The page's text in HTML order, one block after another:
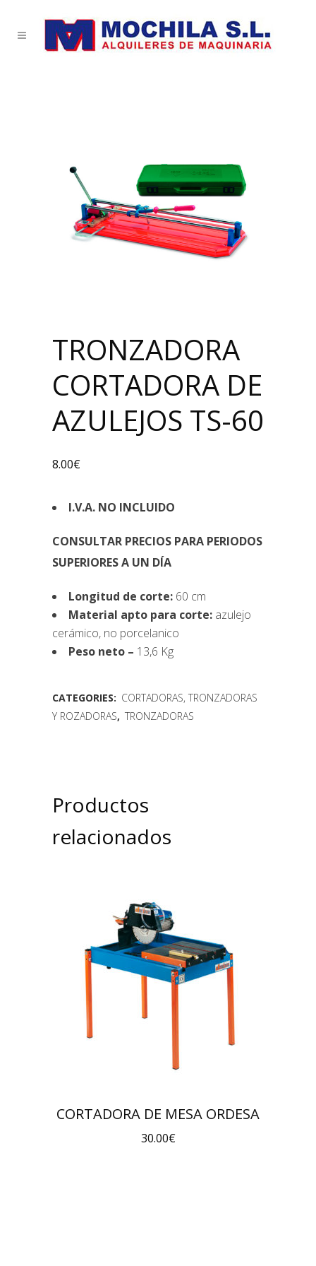
TRONZADORA
CORTADORA DE
AZULEJOS TS-60
8.00€
I.V.A. NO INCLUIDO
CONSULTAR PRECIOS PARA PERIODOS
SUPERIORES A UN DÍA
Longitud de corte: 60 cm
Material apto para corte: azulejo
cerámico, no porcelanico
Peso neto – 13,6 Kg
CATEGORIES: CORTADORAS, TRONZADORAS
Y ROZADORAS, TRONZADORAS
Productos
relacionados
CORTADORA DE MESA ORDESA
30.00€